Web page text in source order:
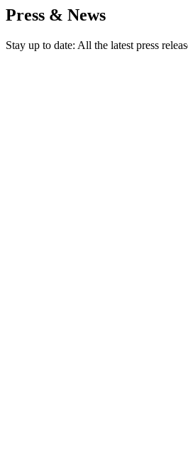
Press & News
Stay up to date: All the latest press